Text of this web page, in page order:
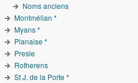
Noms anciens
Montmélian *
Myans *
Planaise *
Presle
Rotherens
St J. de la Porte *